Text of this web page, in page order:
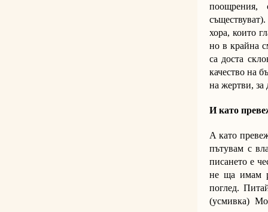
поощрения,
хора, които
но в крайна
са доста
качество на
на жертви, за
И като
А като
пътувам с
писането е
не ща имам
поглед.
(усмивка)